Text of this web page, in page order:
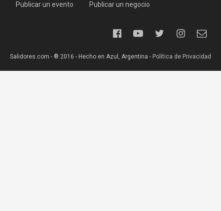
Publicar un evento Publicar un negocio
Salidores.com - ® 2016 - Hecho en Azul, Argentina - Política de Privacidad